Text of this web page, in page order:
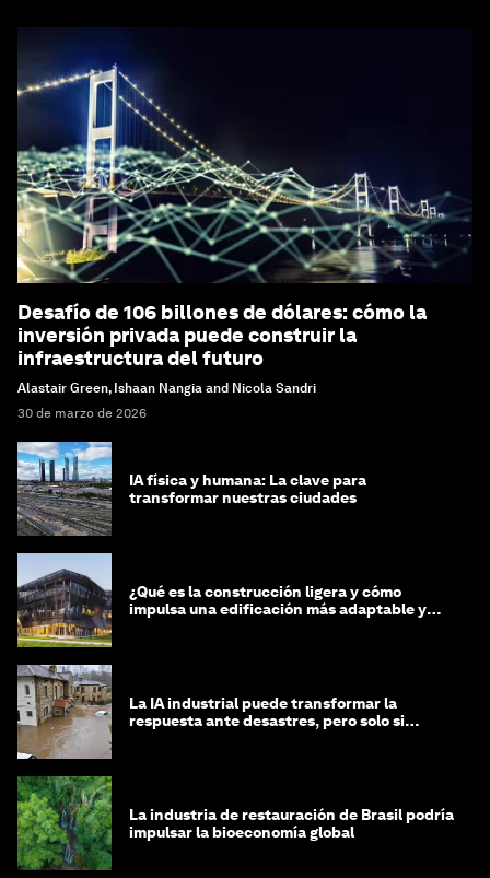
Desafío de 106 billones de dólares: cómo la
inversión privada puede construir la
infraestructura del futuro
Alastair Green, Ishaan Nangia and Nicola Sandri
30 de marzo de 2026
IA física y humana: La clave para
transformar nuestras ciudades
¿Qué es la construcción ligera y cómo
impulsa una edificación más adaptable y
La IA industrial puede transformar la
respuesta ante desastres, pero solo si
La industria de restauración de Brasil podría
impulsar la bioeconomía global